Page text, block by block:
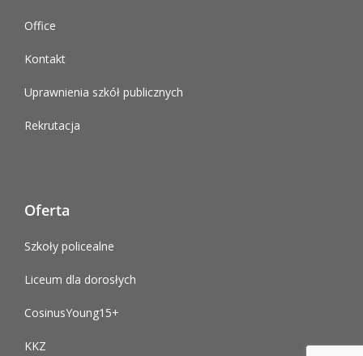
Office
Kontakt
Uprawnienia szkół publicznych
Rekrutacja
Oferta
Szkoły policealne
Liceum dla dorosłych
CosinusYoung15+
KKZ